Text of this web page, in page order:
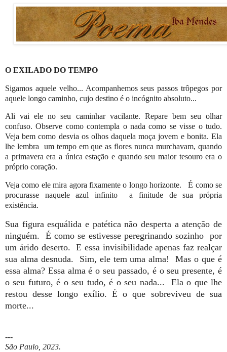
O EXILADO DO TEMPO
Sigamos aquele velho... Acompanhemos seus passos trôpegos por
aquele longo caminho, cujo destino é o incógnito absoluto...
Ali vai ele no seu caminhar vacilante. Repare bem seu olhar
confuso. Observe como contempla o nada como se visse o tudo.
Veja bem como desvia os olhos daquela moça jovem e bonita. Ela
lhe lembra um tempo em que as flores nunca murchavam, quando
a primavera era a única estação e quando seu maior tesouro era o
próprio coração.
Veja como ele mira agora fixamente o longo horizonte. É como se
procurasse naquele azul infinito a finitude de sua própria
existência.
Sua figura esquálida e patética não desperta a atenção de
ninguém.
É como se estivesse peregrinando sozinho
por
um árido deserto.
E essa invisibilidade apenas faz realçar
sua alma desnuda.
Sim, ele tem uma alma!
Mas o que é
essa alma? Essa alma é o seu passado, é o seu presente, é
o seu futuro, é o seu tudo, é o seu nada...
Ela o que lhe
restou desse longo exílio. É o que sobreviveu de sua
morte...
---
São Paulo, 2023.